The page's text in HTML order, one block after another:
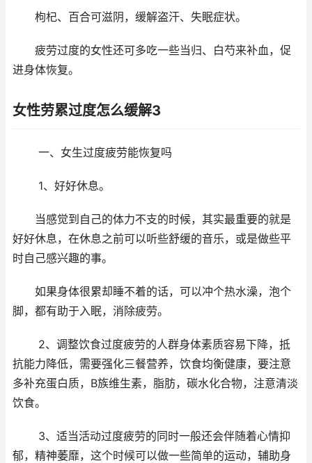
枸杞、百合可滋阴，缓解盗汗、失眠症状。
疲劳过度的女性还可多吃一些当归、白芍来补血，促
进身体恢复。
女性劳累过度怎么缓解3
一、女生过度疲劳能恢复吗
1、好好休息。
当感觉到自己的体力不支的时候，其实最重要的就是
好好休息，在休息之前可以听些舒缓的音乐，或是做些平
时自己感兴趣的事。
如果身体很累却睡不着的话，可以冲个热水澡，泡个
脚，都有助于入眠，消除疲劳。
2、调整饮食过度疲劳的人群身体素质容易下降，抵
抗能力降低，需要强化三餐营养，饮食均衡健康，要注意
多补充蛋白质，B族维生素，脂肪，碳水化合物，注意清淡
饮食。
3、适当活动过度疲劳的同时一般还会伴随着心情抑
郁，精神萎靡，这个时候可以做一些简单的运动，辅助身